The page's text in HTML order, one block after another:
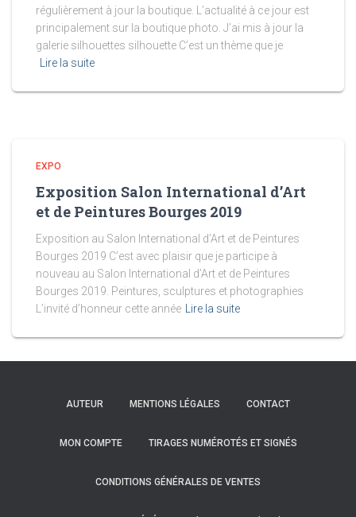
régulièrement à jour la boutique. L’actualité à ce jour est
principalement sur la boutique photo. J’ai mis à jour la
galerie silhouettes silhouette C’est un thème que je
Lire la suite
EXPO
Exposition Salon International d’Art
et de Peintures Bourges 2019
Exposition au Salon International d’Art et de Peintures
Bourges 2019 C’est avec plaisir que je participe à
nouveau au Salon International d’Art et de Peintures
Bourges 2019. Peintures, sculptures et photographies
L’invité d’honneur cette année
Lire la suite
AUTEUR MENTIONS LÉGALES CONTACT
MON COMPTE TIRAGES NUMÉROTÉS ET SIGNÉS
CONDITIONS GÉNÉRALES DE VENTES